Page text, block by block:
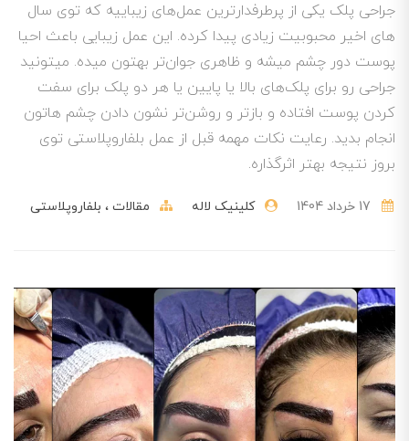
جراحی پلک یکی از پرطرفدارترین عمل‌های زیباییه که توی سال
های اخیر محبوبیت زیادی پیدا کرده. این عمل زیبایی باعث احیا
پوست دور چشم میشه و ظاهری جوان‌تر بهتون میده. میتونید
جراحی رو برای پلک‌های بالا یا پایین یا هر دو پلک برای سفت
کردن پوست افتاده و بازتر و روشن‌تر نشون دادن چشم هاتون
انجام بدید. رعایت نکات مهمه قبل از عمل بلفاروپلاستی توی
بروز نتیجه بهتر اثرگذاره.
کلینیک لاله مقالات بلفاروپلاستی